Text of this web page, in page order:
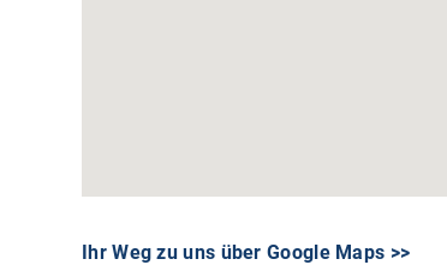
Ihr Weg zu uns über Google Maps >>